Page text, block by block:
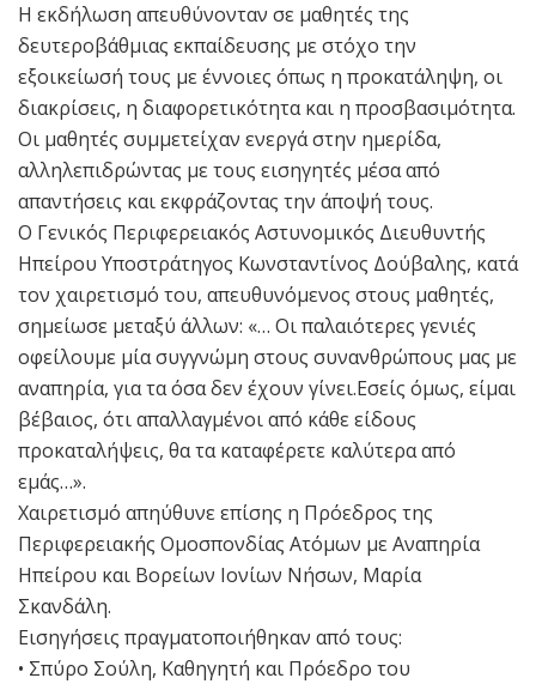
Η εκδήλωση απευθύνονταν σε μαθητές της
δευτεροβάθμιας εκπαίδευσης με στόχο την
εξοικείωσή τους με έννοιες όπως η προκατάληψη, οι
διακρίσεις, η διαφορετικότητα και η προσβασιμότητα.
Οι μαθητές συμμετείχαν ενεργά στην ημερίδα,
αλληλεπιδρώντας με τους εισηγητές μέσα από
απαντήσεις και εκφράζοντας την άποψή τους.
Ο Γενικός Περιφερειακός Αστυνομικός Διευθυντής
Ηπείρου Υποστράτηγος Κωνσταντίνος Δούβαλης, κατά
τον χαιρετισμό του, απευθυνόμενος στους μαθητές,
σημείωσε μεταξύ άλλων: «… Οι παλαιότερες γενιές
οφείλουμε μία συγγνώμη στους συνανθρώπους μας με
αναπηρία, για τα όσα δεν έχουν γίνει.Εσείς όμως, είμαι
βέβαιος, ότι απαλλαγμένοι από κάθε είδους
προκαταλήψεις, θα τα καταφέρετε καλύτερα από
εμάς…».
Χαιρετισμό απηύθυνε επίσης η Πρόεδρος της
Περιφερειακής Ομοσπονδίας Ατόμων με Αναπηρία
Ηπείρου και Βορείων Ιονίων Νήσων, Μαρία
Σκανδάλη.
Εισηγήσεις πραγματοποιήθηκαν από τους:
• Σπύρο Σούλη, Καθηγητή και Πρόεδρο του